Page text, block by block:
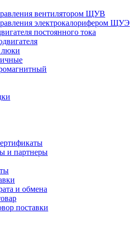
вентилятором ЩУВ
электрокалорифером ЩУЭ
постоянного тока
люки
и партнеры
и обмена
поставки